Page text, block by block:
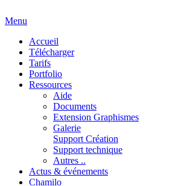
Menu
Accueil
Télécharger
Tarifs
Portfolio
Ressources
Aide
Documents
Extension Graphismes
Galerie
Support Création
Support technique
Autres ..
Actus & événements
Chamilo